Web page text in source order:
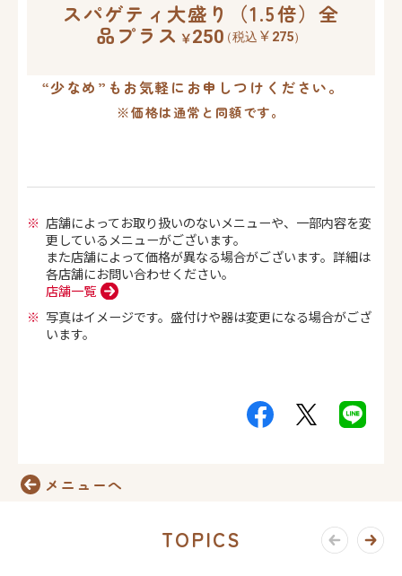
スパゲティ大盛り（1.5倍）全
品プラス 250（税込 275）
“少なめ”もお気軽にお申しつけください。
※価格は通常と同額です。
店舗によってお取り扱いのないメニューや、一部内容を変
更しているメニューがございます。
また店舗によって価格が異なる場合がございます。詳細は
各店舗にお問い合わせください。
店舗一覧
写真はイメージです。盛付けや器は変更になる場合がござ
います。
メニューへ
TOPICS